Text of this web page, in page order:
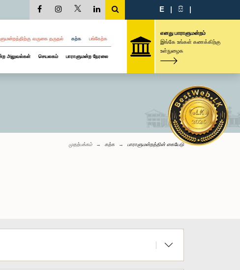
E | සි |
வருகை தருதல் கற்க பங்கேற்க
அலுவல்கள் செயலகம் பாராளுமன்ற நேரலை
எனது பாராளுமன்றம்
இங்கே உங்கள் கணக்கிற்கு
உள்நுழைக
முதற்பக்கம் கற்க பாராளுமன்றத்தின் கையேடு